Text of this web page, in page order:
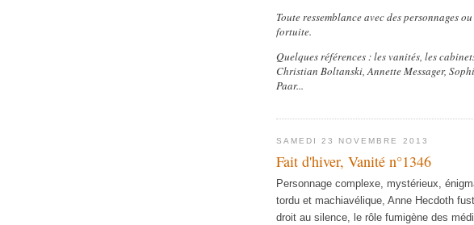
Toute ressemblance avec des personnages
fortuite.
Quelques références : les vanités, les
Christian Boltanski, Annette Messager,
Paar...
SAMEDI 23 NOVEMBRE 2013
Fait d'hiver, Vanité n°1346
Personnage complexe, mystérieux,
tordu et machiavélique, Anne Hecdoth
droit au silence, le rôle fumigène des